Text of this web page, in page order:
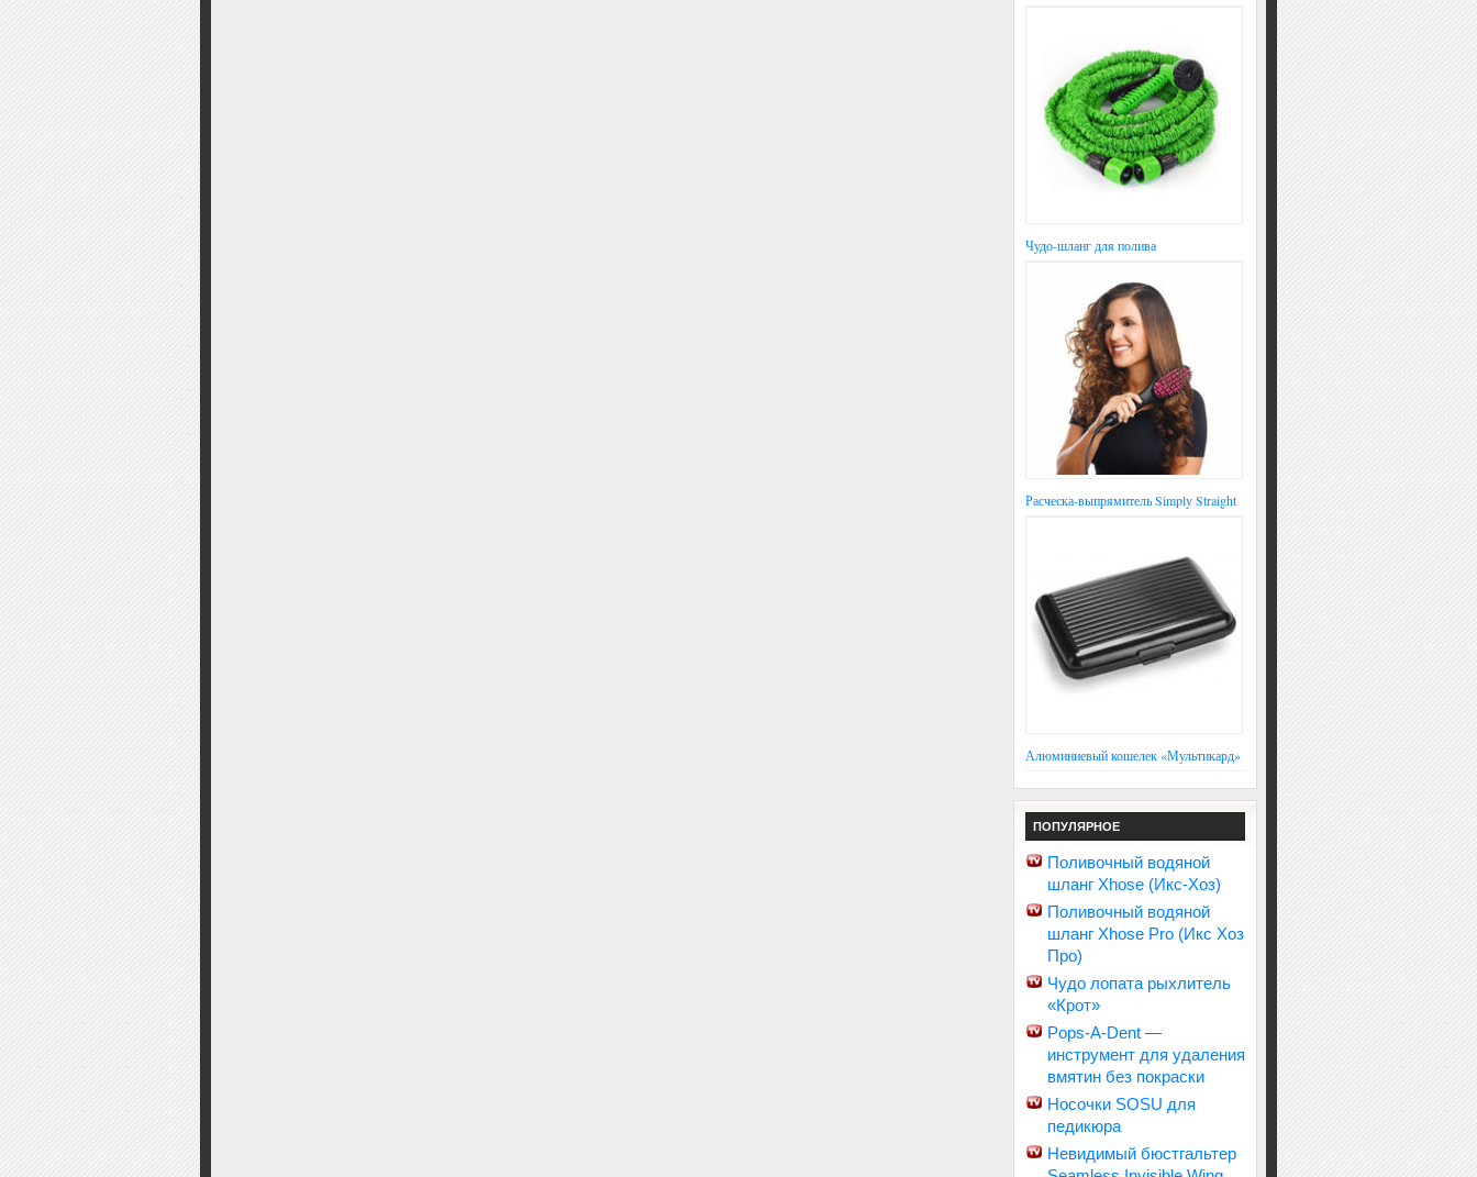
Чудо-шланг для полива
Расческа-выпрямитель Simply Straight
Алюминиевый кошелек «Мультикард»
ПОПУЛЯРНОЕ
Поливочный водяной
шланг Xhose (Икс-Хоз)
Поливочный водяной
шланг Xhose Pro (Икс Хоз
Про)
Чудо лопата рыхлитель
«Крот»
Pops-A-Dent —
инструмент для удаления
вмятин без покраски
Носочки SOSU для
педикюра
Невидимый бюстгальтер